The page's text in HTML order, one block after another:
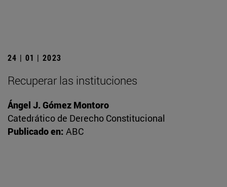
24 | 01 | 2023
Recuperar las instituciones
Ángel J. Gómez Montoro
Catedrático de Derecho Constitucional
Publicado en: ABC